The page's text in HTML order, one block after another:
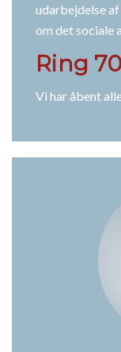
udarbejdelse
om det sociale
Ring
Vi har åbent